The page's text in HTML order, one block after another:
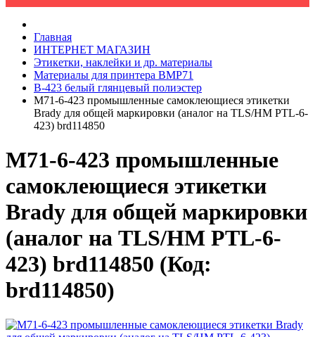
Главная
ИНТЕРНЕТ МАГАЗИН
Этикетки, наклейки и др. материалы
Материалы для принтера BMP71
B-423 белый глянцевый полиэстер
M71-6-423 промышленные самоклеющиеся этикетки
Brady для общей маркировки (аналог на TLS/HM PTL-6-
423) brd114850
M71-6-423 промышленные
самоклеющиеся этикетки
Brady для общей маркировки
(аналог на TLS/HM PTL-6-
423) brd114850 (Код:
brd114850)